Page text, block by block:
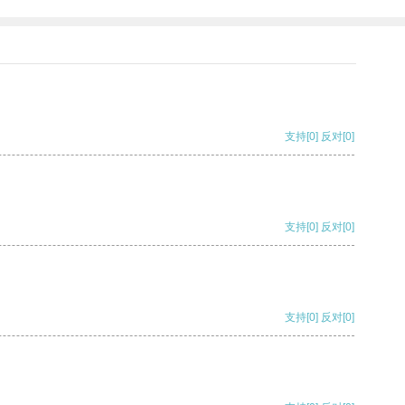
支持[0] 反对[0]
支持[0] 反对[0]
支持[0] 反对[0]